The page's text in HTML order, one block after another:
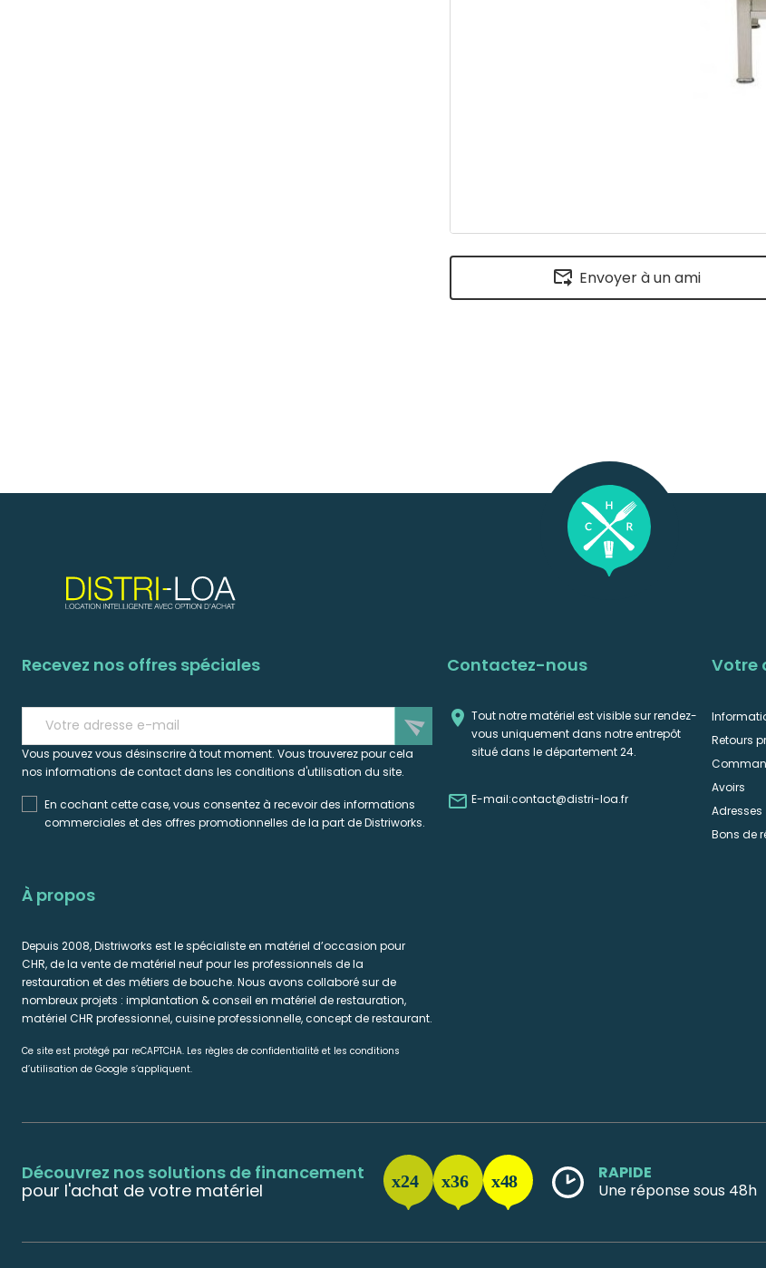
Envoyer à un ami
Recevez nos offres spéciales
send
Vous pouvez vous désinscrire à tout moment. Vous trouverez pour cela
nos informations de contact dans les conditions d'utilisation du site.
En cochant cette case, vous consentez à recevoir des informations
commerciales et des offres promotionnelles de la part de Distriworks.
À propos
Depuis 2008, Distriworks est le spécialiste en matériel d’occasion pour
CHR, de la vente de matériel neuf pour les professionnels de la
restauration et des métiers de bouche. Nous avons collaboré sur de
nombreux projets : implantation & conseil en matériel de restauration,
matériel CHR professionnel, cuisine professionnelle, concept de restaurant.
Ce site est protégé par reCAPTCHA. Les règles de confidentialité et les conditions
d’utilisation de Google s’appliquent.
Votre
Retours
Avoirs
Adresses
Bons de
Contactez-nous
 Tout notre matériel est visible sur rendez-
vous uniquement dans notre entrepôt
situé dans le département 24.
 E-mail:contact@distri-loa.fr
Découvrez nos solutions de financement
pour l'achat de votre matériel
RAPIDE
Une réponse sous 48h